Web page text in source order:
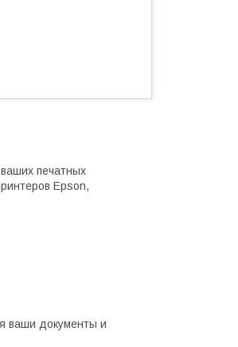
печатных
Epson,
ваши документы и